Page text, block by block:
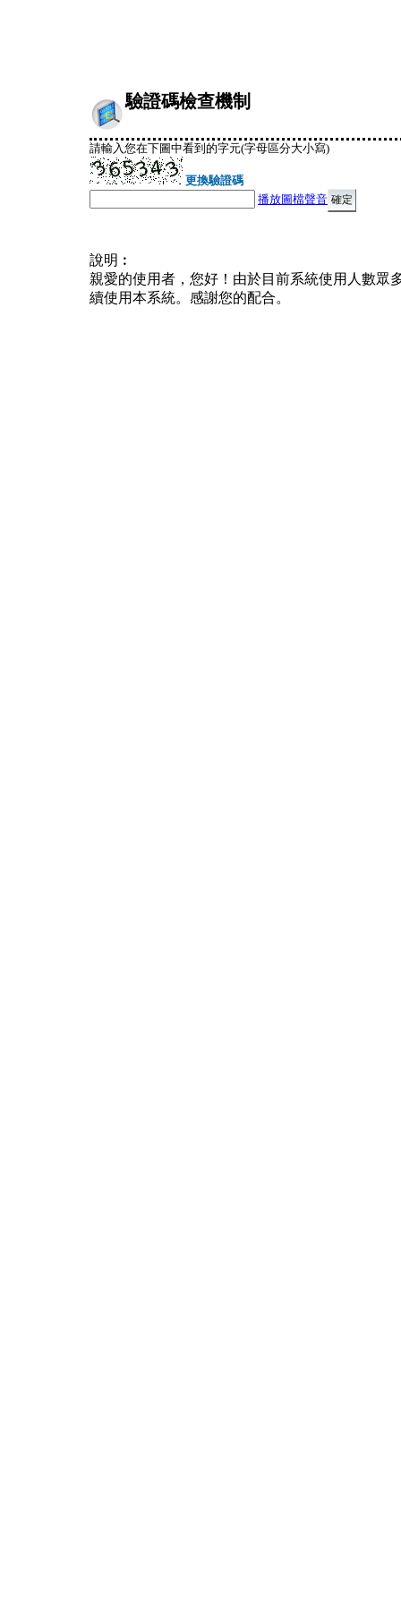
驗證碼檢查機制
請輸入您在下圖中看到的字元(字母區分大小寫)
更換驗證碼
播放圖檔聲音
說明︰
親愛的使用者，您好！由於目前系統使用人數眾
續使用本系統。感謝您的配合。